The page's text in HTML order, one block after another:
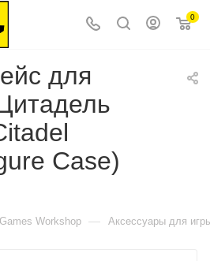
0
для
Case)
Games Workshop — Аксессуары для